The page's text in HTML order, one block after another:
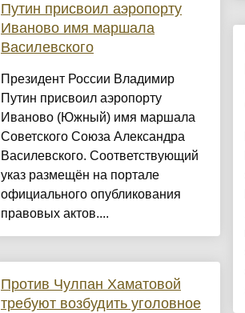
Путин присвоил аэропорту
Иваново имя маршала
Василевского
Президент России Владимир
Путин присвоил аэропорту
Иваново (Южный) имя маршала
Советского Союза Александра
Василевского. Соответствующий
указ размещён на портале
официального опубликования
правовых актов....
Против Чулпан Хаматовой
требуют возбудить уголовное